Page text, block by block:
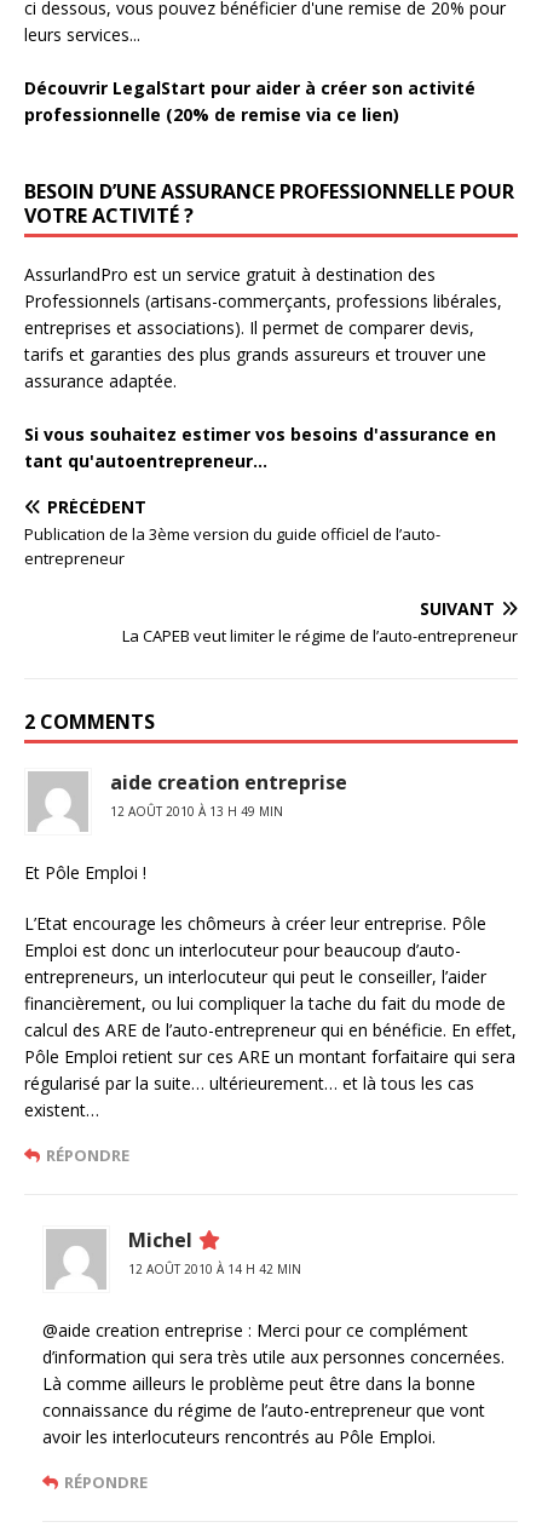
ci dessous, vous pouvez bénéficier d'une remise de 20% pour
leurs services...
Découvrir LegalStart pour aider à créer son activité
professionnelle (20% de remise via ce lien)
BESOIN D’UNE ASSURANCE PROFESSIONNELLE POUR
VOTRE ACTIVITÉ ?
AssurlandPro est un service gratuit à destination des
Professionnels (artisans-commerçants, professions libérales,
entreprises et associations). Il permet de comparer devis,
tarifs et garanties des plus grands assureurs et trouver une
assurance adaptée.
Si vous souhaitez estimer vos besoins d'assurance en
tant qu'autoentrepreneur...
PRÉCÉDENT
Publication de la 3ème version du guide officiel de l’auto-
entrepreneur
SUIVANT
La CAPEB veut limiter le régime de l’auto-entrepreneur
2 COMMENTS
aide creation entreprise
12 AOÛT 2010 À 13 H 49 MIN
Et Pôle Emploi !
L’Etat encourage les chômeurs à créer leur entreprise. Pôle
Emploi est donc un interlocuteur pour beaucoup d’auto-
entrepreneurs, un interlocuteur qui peut le conseiller, l’aider
financièrement, ou lui compliquer la tache du fait du mode de
calcul des ARE de l’auto-entrepreneur qui en bénéficie. En effet,
Pôle Emploi retient sur ces ARE un montant forfaitaire qui sera
régularisé par la suite… ultérieurement… et là tous les cas
existent…
RÉPONDRE
Michel
12 AOÛT 2010 À 14 H 42 MIN
@aide creation entreprise : Merci pour ce complément
d’information qui sera très utile aux personnes concernées.
Là comme ailleurs le problème peut être dans la bonne
connaissance du régime de l’auto-entrepreneur que vont
avoir les interlocuteurs rencontrés au Pôle Emploi.
RÉPONDRE